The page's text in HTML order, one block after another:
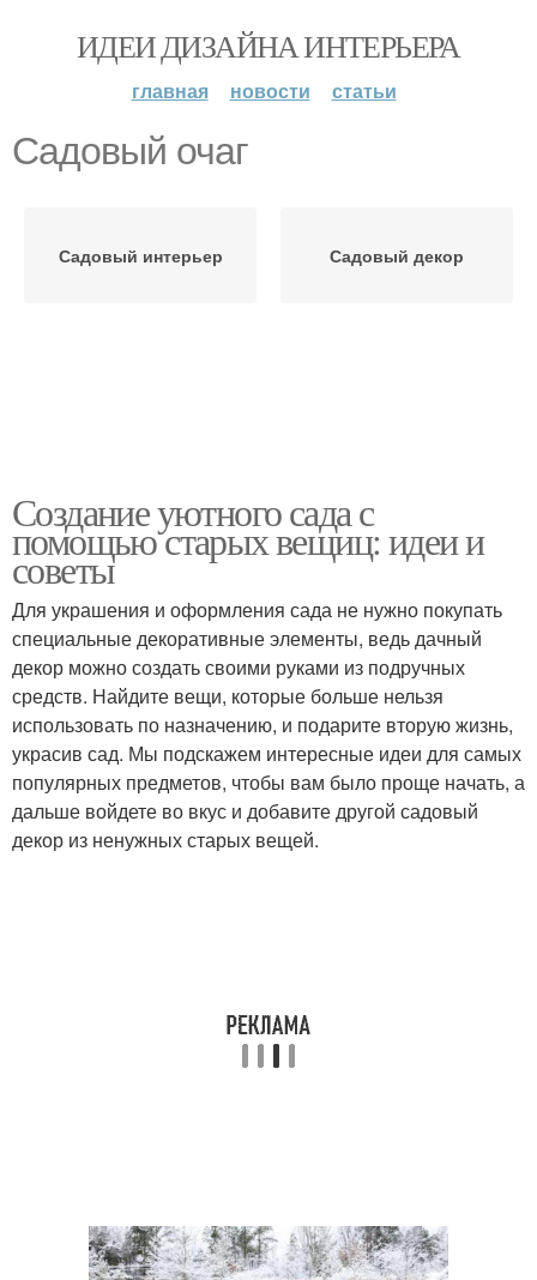
ИДЕИ ДИЗАЙНА ИНТЕРЬЕРА
главная новости статьи
Садовый очаг
Садовый интерьер Садовый декор
Создание уютного сада с
помощью старых вещиц: идеи и
советы
Для украшения и оформления сада не нужно покупать
специальные декоративные элементы, ведь дачный
декор можно создать своими руками из подручных
средств. Найдите вещи, которые больше нельзя
использовать по назначению, и подарите вторую жизнь,
украсив сад. Мы подскажем интересные идеи для самых
популярных предметов, чтобы вам было проще начать, а
дальше войдете во вкус и добавите другой садовый
декор из ненужных старых вещей.